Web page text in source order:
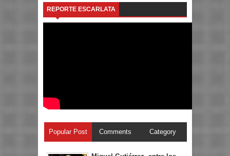
REPORTE ESCARLATA
Popular Post Comments Category